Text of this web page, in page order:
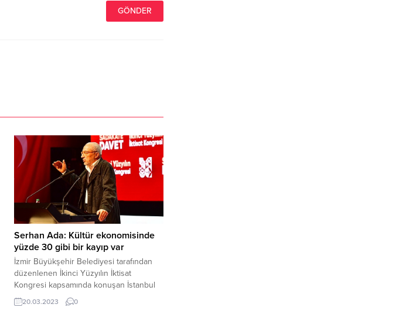
Serhan Ada: Kültür ekonomisinde
yüzde 30 gibi bir kayıp var
İzmir Büyükşehir Belediyesi tarafından
düzenlenen İkinci Yüzyılın İktisat
Kongresi kapsamında konuşan İstanbul
Bilgi Üniversitesi Sanat ve Kültür
Yönetimi Bölüm Başkanı Doç. Dr. Serhan
20.03.2023 0